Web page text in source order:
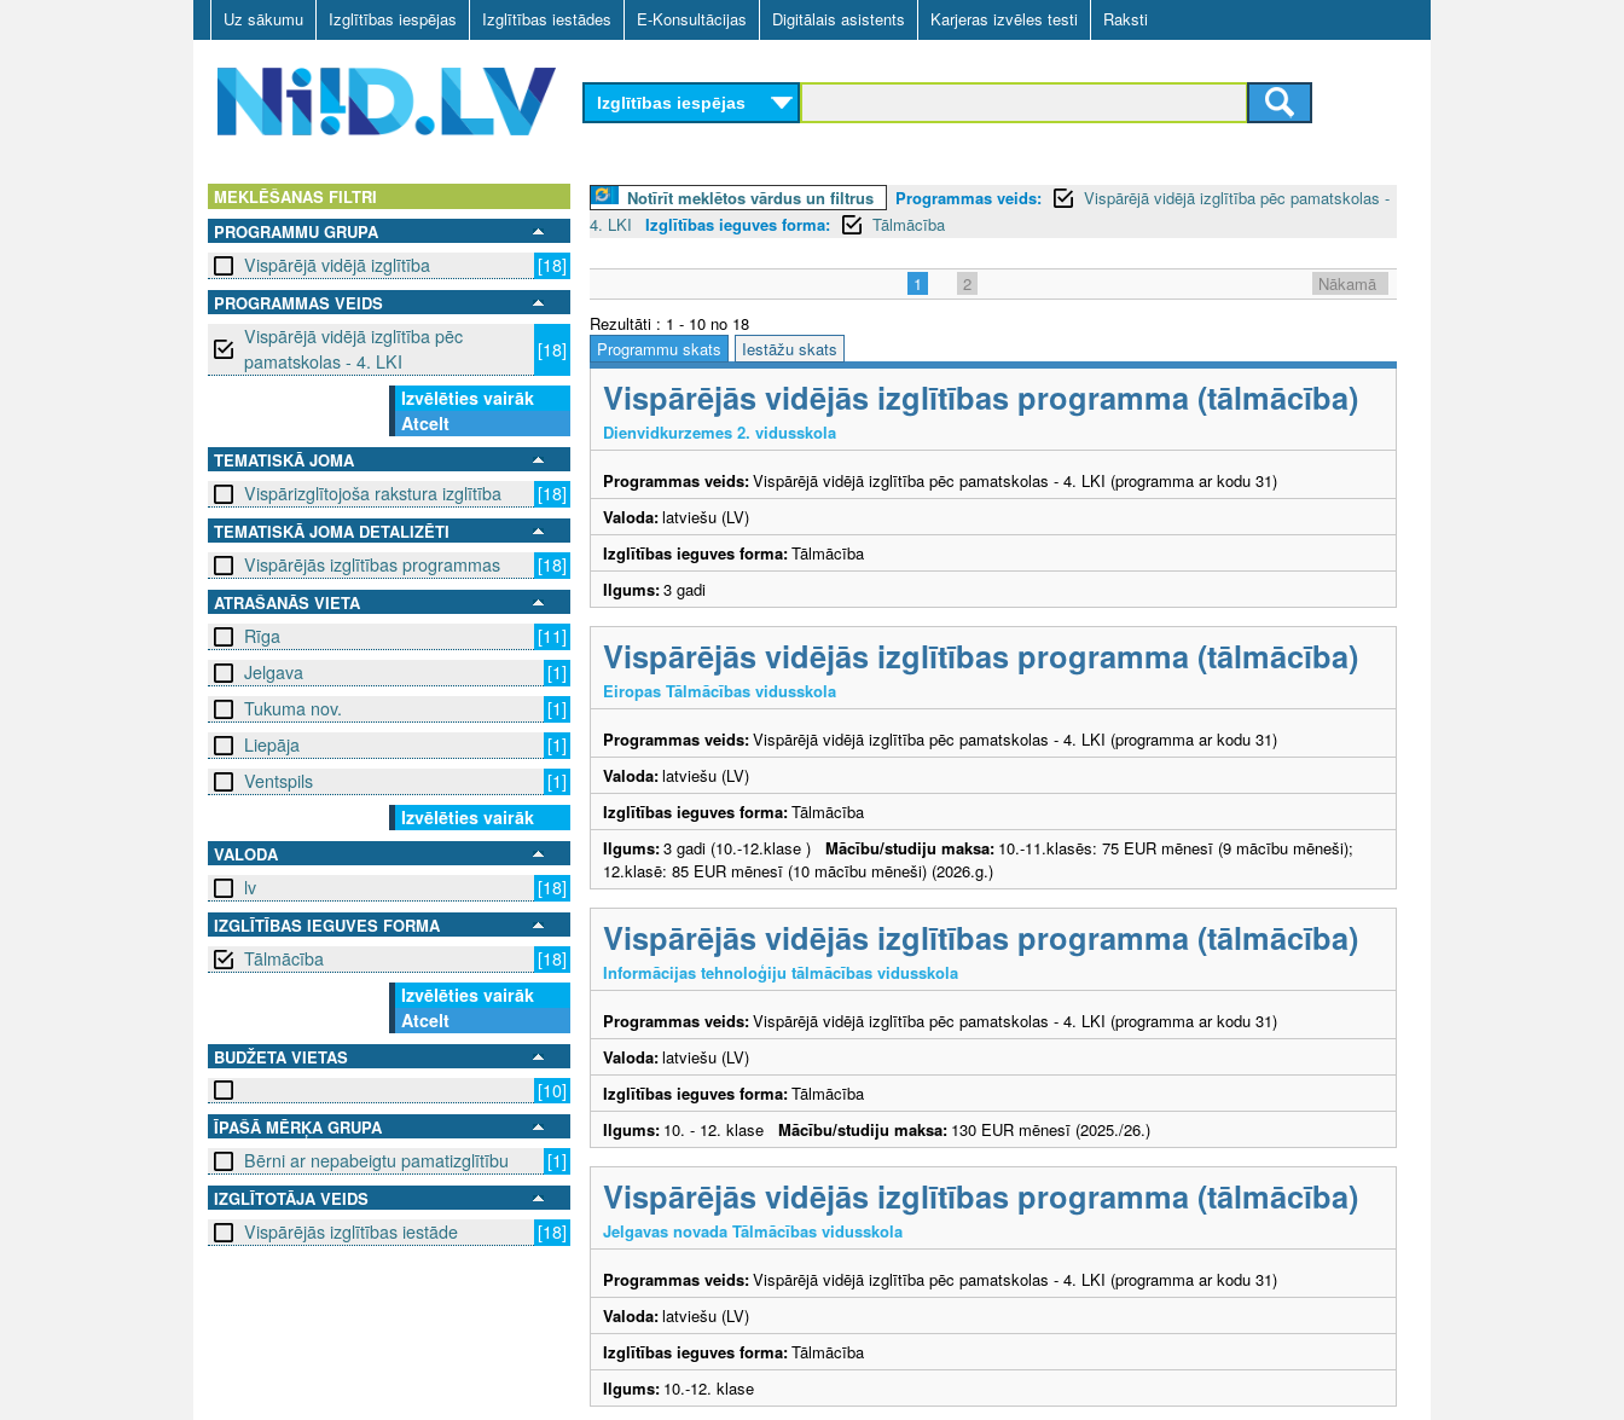
Skip
to
main
content
Uz sākumu Izglītības iespējas Izglītības iestādes E-Konsultācijas Digitālais asistents Karjeras izvēles testi Raksti
D
V
Izglītības iespējas
MEKLĒŠANAS FILTRI
PROGRAMMU GRUPA
Vispārējā vidējā izglītība [18]
PROGRAMMAS VEIDS
Vispārējā vidējā izglītība pēc
pamatskolas - 4. LKI
[18]
Izvēlēties vairāk
Atcelt
TEMATISKĀ JOMA
Vispārizglītojoša rakstura izglītība [18]
TEMATISKĀ JOMA DETALIZĒTI
Vispārējās izglītības programmas [18]
ATRAŠANĀS VIETA
Rīga
[11]
Jelgava
[1]
Tukuma nov.
[1]
Liepāja
[1]
Ventspils
[1]
Izvēlēties vairāk
VALODA
lv [18]
IZGLĪTĪBAS IEGUVES FORMA
Tālmācība
[18]
Izvēlēties vairāk
Atcelt
BUDŽETA VIETAS
[10]
ĪPAŠĀ MĒRĶA GRUPA
Bērni ar nepabeigtu pamatizglītību [1]
IZGLĪTOTĀJA VEIDS
Vispārējās izglītības iestāde [18]
Notīrīt meklētos vārdus un filtrus Programmas veids:
Vispārējā vidējā izglītība pēc pamatskolas -
4. LKI
Izglītības ieguves forma: Tālmācība
1 2
Nākamā
Rezultāti : 1 - 10 no 18
Programmu skats
Iestāžu skats
Vispārējās vidējās izglītības programma (tālmācība)
Dienvidkurzemes 2. vidusskola
Programmas veids:Vispārējā vidējā izglītība pēc pamatskolas - 4. LKI (programma ar kodu 31)
Valoda:latviešu (LV)
Izglītības ieguves forma:Tālmācība
Ilgums:3 gadi
Vispārējās vidējās izglītības programma (tālmācība)
Eiropas Tālmācības vidusskola
Programmas veids:Vispārējā vidējā izglītība pēc pamatskolas - 4. LKI (programma ar kodu 31)
Valoda:latviešu (LV)
Izglītības ieguves forma:Tālmācība
Ilgums:3 gadi (10.-12.klase ) Mācību/studiju maksa: 10.-11.klasēs: 75 EUR mēnesī (9 mācību mēneši);
12.klasē: 85 EUR mēnesī (10 mācību mēneši) (2026.g.)
Vispārējās vidējās izglītības programma (tālmācība)
Informācijas tehnoloģiju tālmācības vidusskola
Programmas veids:Vispārējā vidējā izglītība pēc pamatskolas - 4. LKI (programma ar kodu 31)
Valoda:latviešu (LV)
Izglītības ieguves forma:Tālmācība
Ilgums: 10. - 12. klase Mācību/studiju maksa: 130 EUR mēnesī (2025./26.)
Vispārējās vidējās izglītības programma (tālmācība)
Jelgavas novada Tālmācības vidusskola
Programmas veids:Vispārējā vidējā izglītība pēc pamatskolas - 4. LKI (programma ar kodu 31)
Valoda:latviešu (LV)
Izglītības ieguves forma:Tālmācība
Ilgums: 10.-12. klase